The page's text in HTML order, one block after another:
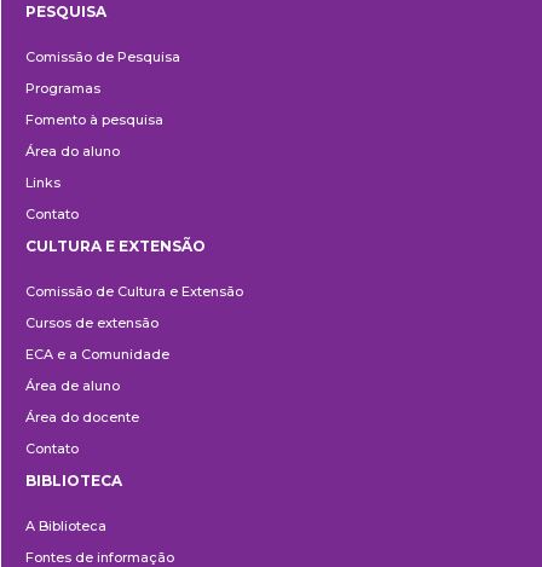
PESQUISA
Comissão de Pesquisa
Programas
Fomento à pesquisa
Área do aluno
Links
Contato
e
Extensão
CULTURA E EXTENSÃO
Comissão de Cultura e Extensão
Cursos de extensão
ECA e a Comunidade
Área de aluno
Área do docente
Contato
BIBLIOTECA
A Biblioteca
Fontes de informação